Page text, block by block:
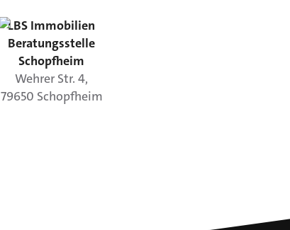
LBS Immobilien
Beratungsstelle
Schopfheim
Wehrer Str. 4,
79650 Schopfheim